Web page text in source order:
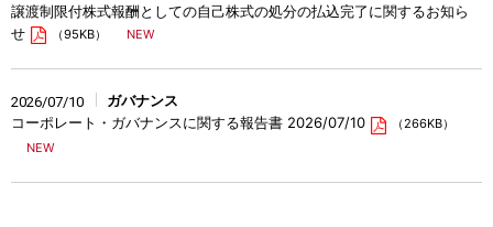
譲渡制限付株式報酬としての自己株式の処分の払込完了に関するお知ら
せ
（95KB）
2026/07/10
ガバナンス
コーポレート・ガバナンスに関する報告書 2026/07/10
（266KB）